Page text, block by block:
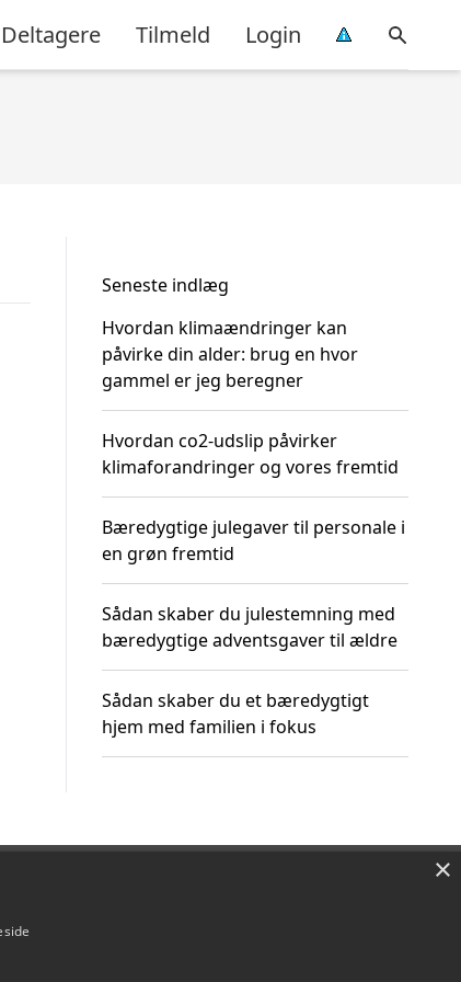
Deltagere Tilmeld Login
Seneste indlæg
Hvordan klimaændringer kan
påvirke din alder: brug en hvor
gammel er jeg beregner
Hvordan co2-udslip påvirker
klimaforandringer og vores fremtid
Bæredygtige julegaver til personale i
en grøn fremtid
Sådan skaber du julestemning med
bæredygtige adventsgaver til ældre
Sådan skaber du et bæredygtigt
hjem med familien i fokus
×